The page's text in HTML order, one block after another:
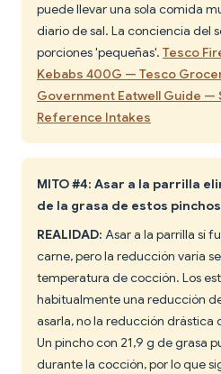
puede llevar una sola comida
diario de sal. La conciencia del
porciones 'pequeñas'. Tesco
Kebabs 400G — Tesco
Government Eatwell Guide —
Reference Intakes
MITO #4: Asar a la parrilla
de la grasa de estos
REALIDAD: Asar a la parrilla sí
carne, pero la reducción varía
temperatura de cocción. Los
habitualmente una reducción
asarla, no la reducción drástica
Un pincho con 21,9 g de grasa
durante la cocción, por lo que